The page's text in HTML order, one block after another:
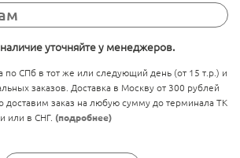
уточняйте у менеджеров.
по СПб в тот же или следующий день (от 15 т.р.) и
заказов. Доставка в Москву от 300 рублей
доставим заказ на любую сумму до терминала ТК
или в СНГ. (подробнее)